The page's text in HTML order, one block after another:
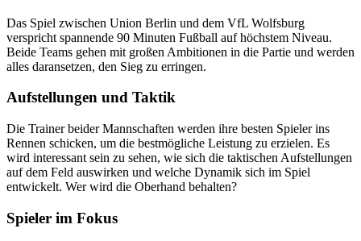
Das Spiel zwischen Union Berlin und dem VfL Wolfsburg
verspricht spannende 90 Minuten Fußball auf höchstem Niveau.
Beide Teams gehen mit großen Ambitionen in die Partie und werden
alles daransetzen, den Sieg zu erringen.
Aufstellungen und Taktik
Die Trainer beider Mannschaften werden ihre besten Spieler ins
Rennen schicken, um die bestmögliche Leistung zu erzielen. Es
wird interessant sein zu sehen, wie sich die taktischen Aufstellungen
auf dem Feld auswirken und welche Dynamik sich im Spiel
entwickelt. Wer wird die Oberhand behalten?
Spieler im Fokus